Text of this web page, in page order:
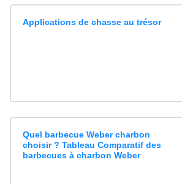
Applications de chasse au trésor
Quel barbecue Weber charbon
choisir ? Tableau Comparatif des
barbecues à charbon Weber